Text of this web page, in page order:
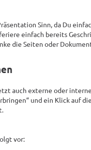
Sinn, da Du
einfach bereits
die Seiten oder
auch externe oder
und ein Klick auf
vor: